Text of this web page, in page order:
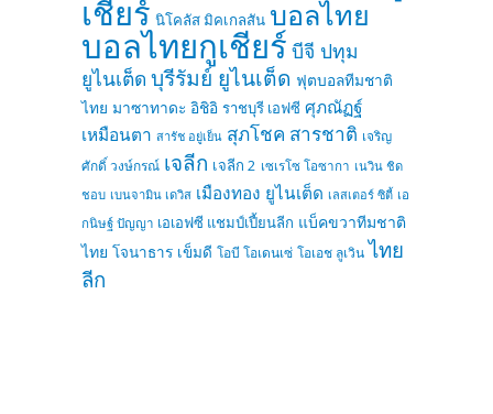
เชียร์ นิโคลัส มิคเกลสัน บอลไทย
บอลไทยกูเชียร์ บีจี ปทุม
ยูไนเต็ด บุรีรัมย์ ยูไนเต็ด ฟุตบอลทีมชาติ
ไทย มาซาทาดะ อิชิอิ ราชบุรี เอฟซี ศุภณัฏฐ์
เหมือนตา สารัช อยู่เย็น สุภโชค สารชาติ เจริญ
ศักดิ์ วงษ์กรณ์ เจลีก เจลีก 2 เซเรโซ โอซากา เนวิน ชิด
ชอบ เบนจามิน เดวิส เมืองทอง ยูไนเต็ด เลสเตอร์ ซิตี้ เอ
กนิษฐ์ ปัญญา เอเอฟซี แชมป์เปี้ยนลีก แบ็คขวาทีมชาติ
ไทย โจนาธาร เข็มดี โอบี โอเดนเซ่ โอเอช ลูเวิน ไทย
ลีก